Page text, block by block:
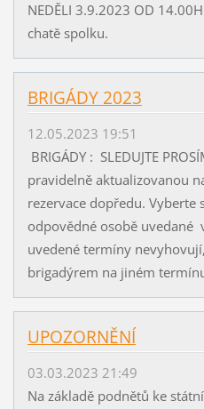
NEDĚLI 3.9.2023 OD
chatě spolku.
BRIGÁDY 2023
12.05.2023 19:51
BRIGÁDY : SLEDUJTE
pravidelně aktualizovanou
rezervace dopředu. Vyberte
odpovědné osobě uvedané
uvedené termíny
brigadýrem na jiném
UPOZORNĚNÍ
03.03.2023 21:49
Na základě podnětů ke